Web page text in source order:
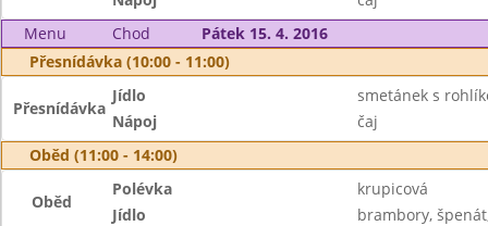
Menu
Chod
Pátek 15. 4. 2016
Přesnídávka (10:00 - 11:00)
Přesnídávka
Jídlo
smetánek s
Nápoj
čaj
Oběd (11:00 - 14:00)
Oběd
Polévka
krupicová
Jídlo
brambory,